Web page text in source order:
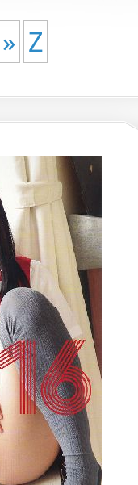
» Z